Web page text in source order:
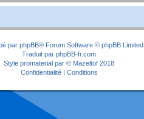
par phpBB® Forum Software © phpBB Limited
Traduit par phpBB-fr.com
Style promaterial par © Mazeltof 2018
Confidentialité| Conditions